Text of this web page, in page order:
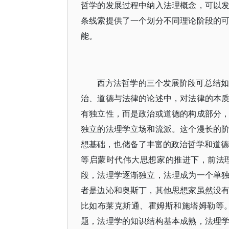
哲学的发展过程中纳入法理概念，可以
条线索提供了一个划分不同理论阶段的
能。
西方法哲学的三个发展阶段可总结
治、道德与法律的论述中，对法律的本
有独立性，而是政治或道德的构成部分
独立的法理学立场和流派。这个漫长的
想基础，也储备了丰富的政治哲学和道
等启蒙时代伟大思想家的推进下，前
段，法理学逐渐独立，法理成为一个单
者是边沁和奥斯丁，其他思想家虽然没
比如布莱克斯通、霍姆斯和施塔姆勒
题，法理学的知识结构基本成熟，法理